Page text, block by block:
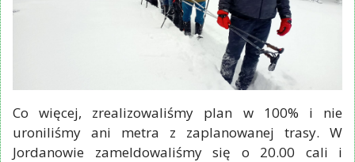
Co więcej, zrealizowaliśmy plan w 100% i nie
uroniliśmy ani metra z zaplanowanej trasy. W
Jordanowie zameldowaliśmy się o 20.00 cali i